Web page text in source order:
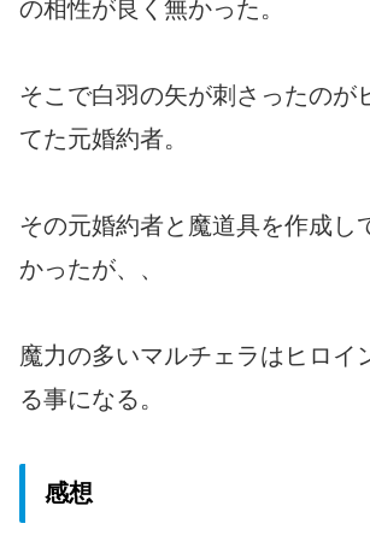
の相性が良く無かった。
そこで白羽の矢が刺さったのが
てた元婚約者。
その元婚約者と魔道具を作成し
かったが、、
魔力の多いマルチェラはヒロイ
る事になる。
感想